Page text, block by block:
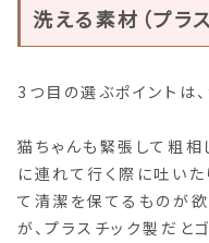
洗える素材（プラス
3つ目の選ぶポイントは、
猫ちゃんも緊張して粗相
に連れて行く際に吐いた
て清潔を保てるものが欲
が、プラスチック製だと